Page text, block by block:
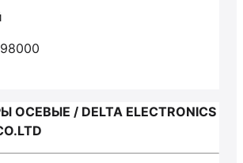
/ DELTA ELECTRONICS